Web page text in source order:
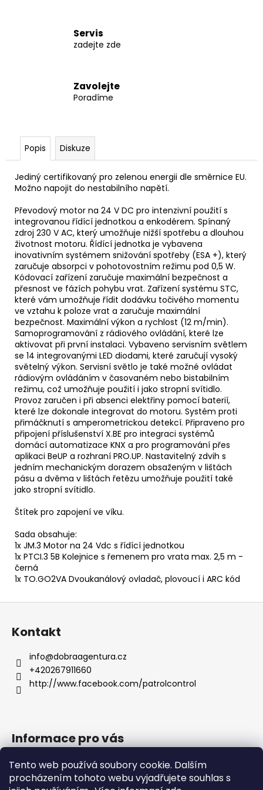
Tento web používá soubory cookie. Dalším
procházením tohoto webu vyjadřujete souhlas s
Servis
zadejte zde
Zavolejte
Poradíme
Popis Diskuze
Jediný certifikovaný pro zelenou energii dle směrnice EU.
Možno napojit do nestabilního napětí.
Převodový motor na 24 V DC pro intenzivní použití s ​​
integrovanou řídící jednotkou a enkodérem. Spínaný
zdroj 230 V AC, který umožňuje nižší spotřebu a dlouhou
životnost motoru. Řídící jednotka je vybavena
inovativním systémem snižování spotřeby (ESA +), který
zaručuje absorpci v pohotovostním režimu pod 0,5 W.
Kódovací zařízení zaručuje maximální bezpečnost a
přesnost ve fázích pohybu vrat. Zařízení systému STC,
které vám umožňuje řídit dodávku točivého momentu
ve vztahu k poloze vrat a zaručuje maximální
bezpečnost. Maximální výkon a rychlost (12 m/min).
Samoprogramování z rádiového ovládání, které lze
aktivovat při první instalaci. Vybaveno servisním světlem
se 14 integrovanými LED diodami, které zaručují vysoký
světelný výkon. Servisní světlo je také možné ovládat
rádiovým ovládáním v časovaném nebo bistabilním
režimu, což umožňuje použití i jako stropní svítidlo.
Provoz zaručen i při absenci elektřiny pomocí baterií,
které lze dokonale integrovat do motoru. Systém proti
přimáčknutí s amperometrickou detekcí. Připraveno pro
připojení příslušenství X.BE pro integraci systémů
domácí automatizace KNX a pro programování přes
aplikaci BeUP a rozhraní PRO.UP. Nastavitelný zdvih s
jedním mechanickým dorazem obsaženým v lištách
pásu a dvěma v lištách řetězu umožňuje použití také
jako stropní svítidlo.
Štítek pro zapojení ve víku.
Sada obsahuje:
1x JM.3 Motor na 24 Vdc s řídící jednotkou
1x PTCI.3 5B Kolejnice s řemenem pro vrata max. 2,5 m -
černá
1x TO.GO2VA Dvoukanálový ovladač, plovoucí i ARC kód
900
Kontakt
info@dobraagentura.cz
+420267911660
http://www.facebook.com/patrolcontrol
Informace pro vás
Jak nakupovat
Obchodní podmínky